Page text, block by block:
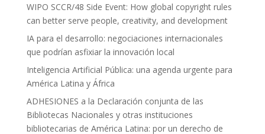
WIPO SCCR/48 Side Event: How global copyright rules
can better serve people, creativity, and development
IA para el desarrollo: negociaciones internacionales
que podrían asfixiar la innovación local
Inteligencia Artificial Pública: una agenda urgente para
América Latina y África
ADHESIONES a la Declaración conjunta de las
Bibliotecas Nacionales y otras instituciones
bibliotecarias de América Latina: por un derecho de